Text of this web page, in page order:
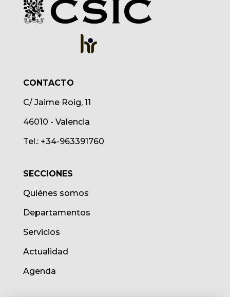
CONTACTO
C/ Jaime Roig, 11
46010 - Valencia
Tel.: +34-963391760
SECCIONES
Quiénes somos
Departamentos
Servicios
Actualidad
Agenda